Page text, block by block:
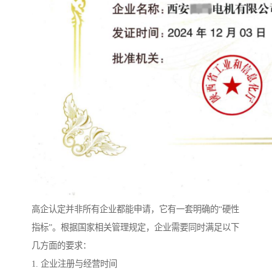
高企认定并非所有企业都能申请，它有一套明确的“硬性
指标”。根据国家相关管理规定，企业需要同时满足以下
几方面的要求：
1. 企业注册与经营时间